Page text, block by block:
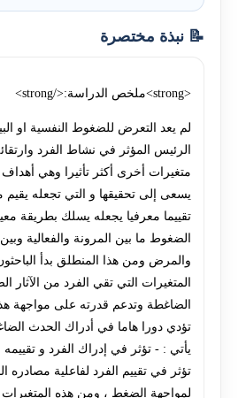
📝 نبذة مختصرة
<strong>ملخص الدراسة:</strong>
لم يعد التعرض للضغوط النفسية او
الرئيس المؤثر في نشاط الفرد
متغيرات أخرى أكثر تأثيرا وهي أهداف
يسعى إلى تحقيقها و التي تجعله
تقييما معرفيا يجعله يسلك بطريقة
الضغوط ما بين المرونة والفعالية
والمرض ومن هذا المنطلق بدأ
المتغيرات التي تقي الفرد من الآثار
الضاغطة وتدعم قدرته على مواجهة
تؤدي دورا هاما في أدراك الحدث
يأتي : - تؤثر في إدراك الفرد و
تؤثر في تقييم الفرد لفاعلية مصادره
لمواجهة الضغط ، ومن هذه المتغيرات